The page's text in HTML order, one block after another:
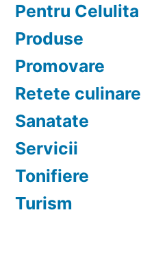
Pentru Celulita
Produse
Promovare
Retete culinare
Sanatate
Servicii
Tonifiere
Turism